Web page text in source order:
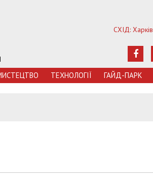
СХІД: Харків
ТЕХНОЛОГIЇ ГАЙД-ПАРК